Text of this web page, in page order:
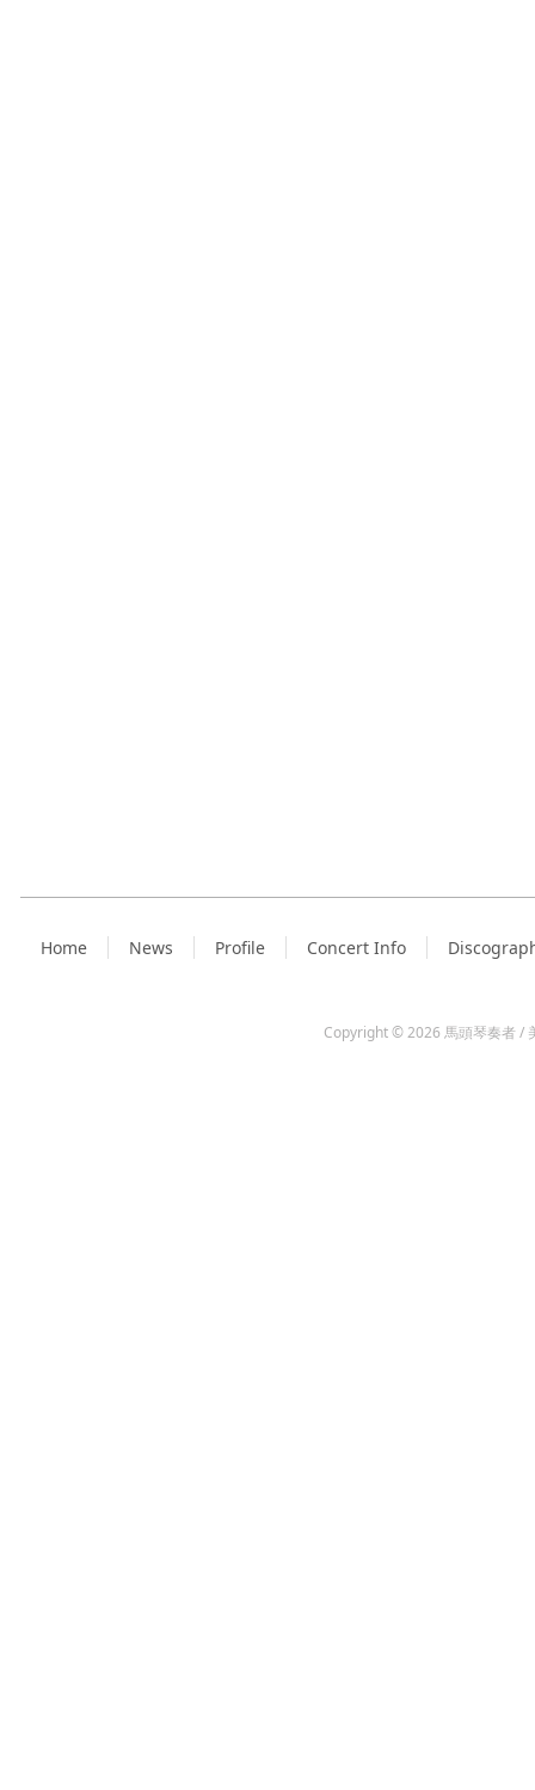
Home News Profile Concert Info
Copyright © 2026 馬頭琴奏者 /